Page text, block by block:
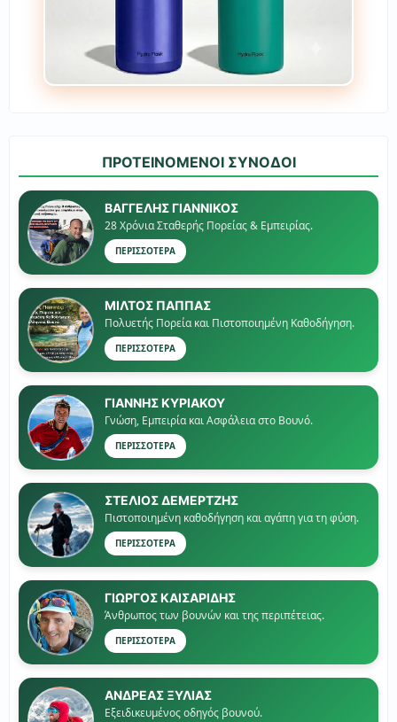
ΠΡΟΤΕΙΝΟΜΕΝΟΙ ΣΥΝΟΔΟΙ
ΒΑΓΓΕΛΗΣ ΓΙΑΝΝΙΚΟΣ
28 Χρόνια Σταθερής Πορείας & Εμπειρίας.
ΠΕΡΙΣΣΟΤΕΡΑ
ΜΙΛΤΟΣ ΠΑΠΠΑΣ
Πολυετής Πορεία και Πιστοποιημένη Καθοδήγηση.
ΠΕΡΙΣΣΟΤΕΡΑ
ΓΙΑΝΝΗΣ ΚΥΡΙΑΚΟΥ
Γνώση, Εμπειρία και Ασφάλεια στο Βουνό.
ΠΕΡΙΣΣΟΤΕΡΑ
ΣΤΕΛΙΟΣ ΔΕΜΕΡΤΖΗΣ
Πιστοποιημένη καθοδήγηση και αγάπη για τη φύση.
ΠΕΡΙΣΣΟΤΕΡΑ
ΓΙΏΡΓΟΣ ΚΑΙΣΑΡΙΔΗΣ
Άνθρωπος των βουνών και της περιπέτειας.
ΠΕΡΙΣΣΟΤΕΡΑ
ΑΝΔΡΕΑΣ ΞΥΛΙΑΣ
Εξειδικευμένος οδηγός βουνού.